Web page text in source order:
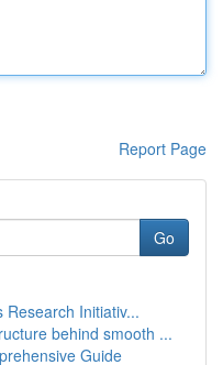
Report Page
Go
Research Initiativ...
behind smooth ...
Guide